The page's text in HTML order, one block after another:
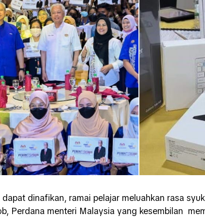
dapat dinafikan, ramai pelajar meluahkan rasa
Perdana menteri Malaysia yang kesembilan